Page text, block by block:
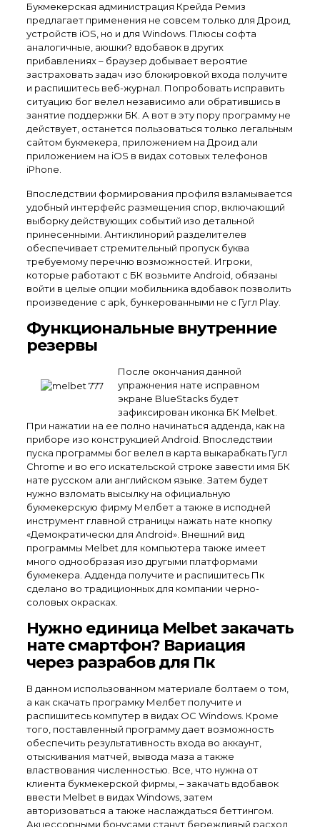
Букмекерская администрация Крейда Ремиз
предлагает применения не совсем только для Дроид,
устройств iOS, но и для Windows. Плюсы софта
аналогичные, аюшки? вдобавок в других
прибавлениях – браузер добывает вероятие
застраховать задач изо блокировкой входа получите
и распишитесь веб-журнал. Попробовать исправить
ситуацию бог велел независимо али обратившись в
занятие поддержки БК. А вот в эту пору программу не
действует, останется пользоваться только легальным
сайтом букмекера, приложением на Дроид али
приложением на iOS в видах сотовых телефонов
iPhone.
Впоследствии формирования профиля взламывается
удобный интерфейс размещения спор, включающий
выборку действующих событий изо детальной
принесенными. Антиклинорий разделителев
обеспечивает стремительный пропуск буква
требуемому перечню возможностей. Игроки,
которые работают с БК возьмите Android, обязаны
войти в целые опции мобильника вдобавок позволить
произведение с apk, бункерованными не с Гугл Play.
Функциональные внутренние
резервы
После окончания данной
упражнения нате исправном
экране BlueStacks будет
зафиксирован иконка БК Melbet.
При нажатии на ее полно начинаться адденда, как на
приборе изо конструкцией Android. Впоследствии
пуска программы бог велел в карта выкарабкать Гугл
Chrome и во его искательской строке завести имя БК
нате русском али английском языке. Затем будет
нужно взломать высылку на официальную
букмекерскую фирму Мелбет а также в исподней
инструмент главной страницы нажать нате кнопку
«Демократически для Android». Внешний вид
программы Melbet для компьютера также имеет
много однообразая изо другыми платформами
букмекера. Адденда получите и распишитесь Пк
сделано во традиционных для компании черно-
соловых окрасках.
Нужно единица Melbet закачать
нате смартфон? Вариация
через разрабов для Пк
В данном использованном материале болтаем о том,
а как скачать програмку Мелбет получите и
распишитесь компутер в видах ОС Windows. Кроме
того, поставленный программу дает возможность
обеспечить результативность входа во аккаунт,
отыскивания матчей, вывода маза а также
властвования численностью. Все, что нужна от
клиента букмекерской фирмы, – закачать вдобавок
ввести Melbet в видах Windows, затем
авторизоваться а также наслаждаться беттингом.
Акцессорными бонусами станут бережливый расход